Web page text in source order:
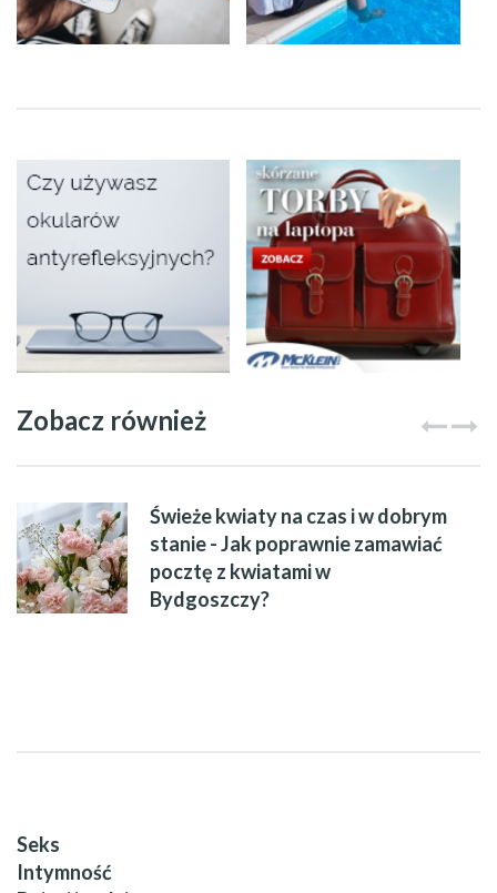
Zobacz również
Świeże kwiaty na czas i w dobrym
stanie - Jak poprawnie zamawiać
pocztę z kwiatami w
Bydgoszczy?
Seks
Intymność